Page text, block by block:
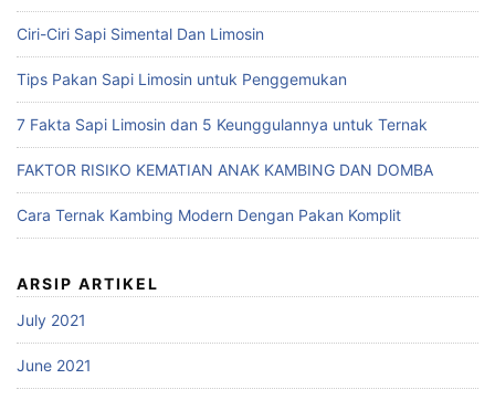
Ciri-Ciri Sapi Simental Dan Limosin
Tips Pakan Sapi Limosin untuk Penggemukan
7 Fakta Sapi Limosin dan 5 Keunggulannya untuk Ternak
FAKTOR RISIKO KEMATIAN ANAK KAMBING DAN DOMBA
Cara Ternak Kambing Modern Dengan Pakan Komplit
ARSIP ARTIKEL
July 2021
June 2021